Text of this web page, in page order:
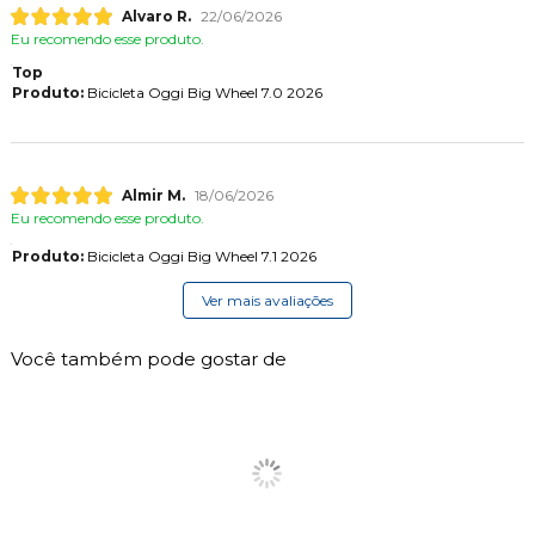
Alvaro R. 22/06/2026
Eu recomendo esse produto.
Top
Produto:Bicicleta Oggi Big Wheel 7.0 2026
Almir M. 18/06/2026
Eu recomendo esse produto.
Produto:Bicicleta Oggi Big Wheel 7.1 2026
Ver mais avaliações
Você também pode gostar de